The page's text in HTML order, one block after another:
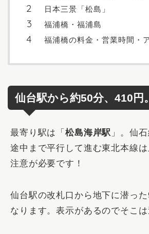
日本三景「松島」
福浦橋・福浦島
福浦橋の料金・営業時間・
仙台駅から約50分、410円。
最寄り駅は「松島海岸駅 」。仙
途中まで平行して進む東北本線
注意が必要です！
仙台駅の改札口から地下に潜っ
なります。表示があるのでそこは